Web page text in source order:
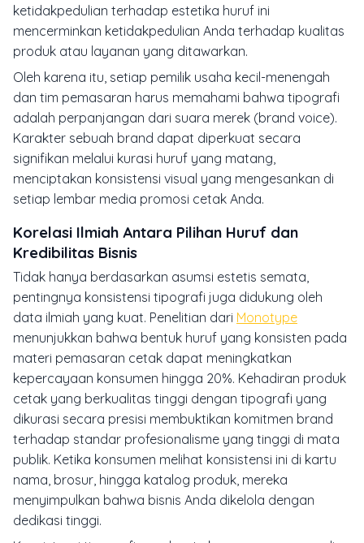
ketidakpedulian terhadap estetika huruf ini
mencerminkan ketidakpedulian Anda terhadap kualitas
produk atau layanan yang ditawarkan.
Oleh karena itu, setiap pemilik usaha kecil-menengah
dan tim pemasaran harus memahami bahwa tipografi
adalah perpanjangan dari suara merek (brand voice).
Karakter sebuah brand dapat diperkuat secara
signifikan melalui kurasi huruf yang matang,
menciptakan konsistensi visual yang mengesankan di
setiap lembar media promosi cetak Anda.
Korelasi Ilmiah Antara Pilihan Huruf dan
Kredibilitas Bisnis
Tidak hanya berdasarkan asumsi estetis semata,
pentingnya konsistensi tipografi juga didukung oleh
data ilmiah yang kuat. Penelitian dari Monotype
menunjukkan bahwa bentuk huruf yang konsisten pada
materi pemasaran cetak dapat meningkatkan
kepercayaan konsumen hingga 20%. Kehadiran produk
cetak yang berkualitas tinggi dengan tipografi yang
dikurasi secara presisi membuktikan komitmen brand
terhadap standar profesionalisme yang tinggi di mata
publik. Ketika konsumen melihat konsistensi ini di kartu
nama, brosur, hingga katalog produk, mereka
menyimpulkan bahwa bisnis Anda dikelola dengan
dedikasi tinggi.